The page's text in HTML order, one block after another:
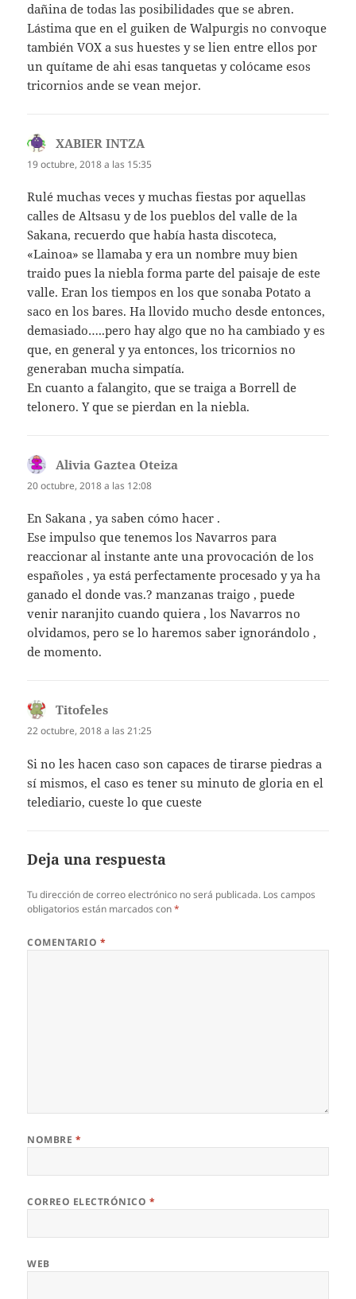
dañina de todas las posibilidades que se abren.
Lástima que en el guiken de Walpurgis no convoque
también VOX a sus huestes y se lien entre ellos por
un quítame de ahi esas tanquetas y colócame esos
tricornios ande se vean mejor.
XABIER INTZAdice:
19 octubre, 2018 a las 15:35
Rulé muchas veces y muchas fiestas por aquellas
calles de Altsasu y de los pueblos del valle de la
Sakana, recuerdo que había hasta discoteca,
«Lainoa» se llamaba y era un nombre muy bien
traido pues la niebla forma parte del paisaje de este
valle. Eran los tiempos en los que sonaba Potato a
saco en los bares. Ha llovido mucho desde entonces,
demasiado…..pero hay algo que no ha cambiado y es
que, en general y ya entonces, los tricornios no
generaban mucha simpatía.
En cuanto a falangito, que se traiga a Borrell de
telonero. Y que se pierdan en la niebla.
Alivia Gaztea Oteiza
20 octubre, 2018 a las 12:08
En Sakana , ya saben cómo hacer .
Ese impulso que tenemos los Navarros para
reaccionar al instante ante una provocación de los
españoles , ya está perfectamente procesado y ya ha
ganado el donde vas.? manzanas traigo , puede
venir naranjito cuando quiera , los Navarros no
olvidamos, pero se lo haremos saber ignorándolo ,
de momento.
Titofeles
22 octubre, 2018 a las 21:25
Si no les hacen caso son capaces de tirarse piedras a
sí mismos, el caso es tener su minuto de gloria en el
telediario, cueste lo que cueste
Deja una respuesta
Tu dirección de correo electrónico no será publicada. Los campos
obligatorios están marcados con*
COMENTARIO *
NOMBRE *
CORREO ELECTRÓNICO *
WEB